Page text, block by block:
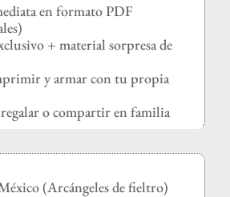
en formato PDF
+ material sorpresa de
y armar con tu propia
o compartir en familia
(Arcángeles de fieltro)